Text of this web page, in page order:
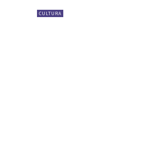
CULTURA